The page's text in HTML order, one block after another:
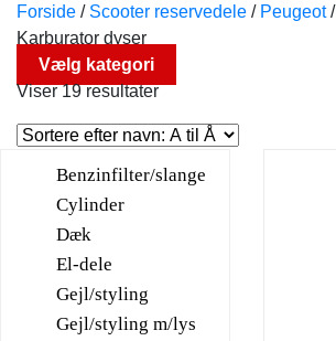
Forside / Scooter reservedele / Peugeot /
Karburator dyser
Vælg kategori
Viser 19 resultater
Benzinfilter/slange
Cylinder
Dæk
El-dele
Gejl/styling
Gejl/styling m/lys